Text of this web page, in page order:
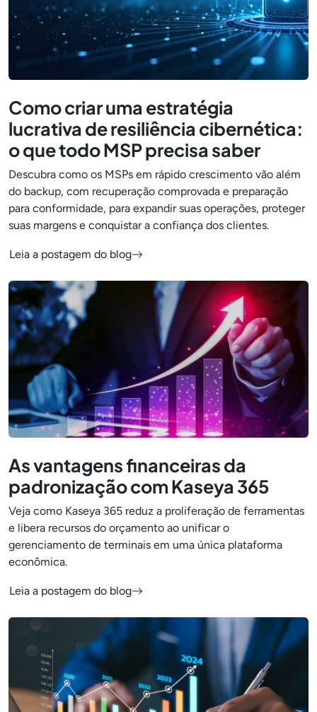
Como criar uma estratégia
lucrativa de resiliência cibernética:
o que todo MSP precisa saber
Descubra como os MSPs em rápido crescimento vão além
do backup, com recuperação comprovada e preparação
para conformidade, para expandir suas operações, proteger
suas margens e conquistar a confiança dos clientes.
Leia a postagem do blog
As vantagens financeiras da
padronização com Kaseya 365
Veja como Kaseya 365 reduz a proliferação de ferramentas
e libera recursos do orçamento ao unificar o
gerenciamento de terminais em uma única plataforma
econômica.
Leia a postagem do blog